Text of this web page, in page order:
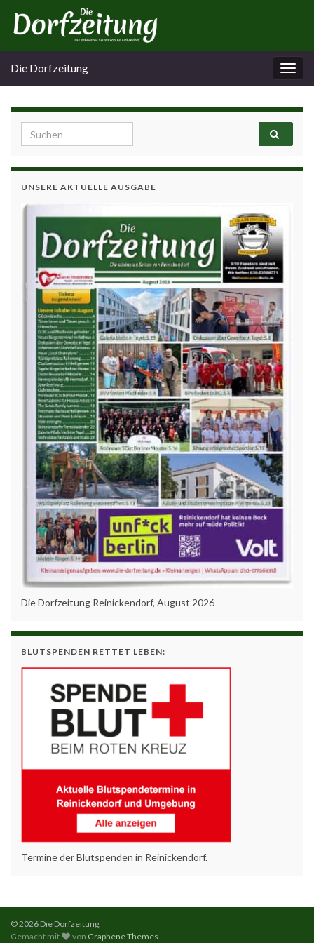
Die Dorfzeitung
Search for:
UNSERE AKTUELLE AUSGABE
Die Dorfzeitung Reinickendorf, August 2026
BLUTSPENDEN RETTET LEBEN:
Termine der Blutspenden in Reinickendorf.
© 2026 Die Dorfzeitung.
Gemacht mit
von Graphene Themes.